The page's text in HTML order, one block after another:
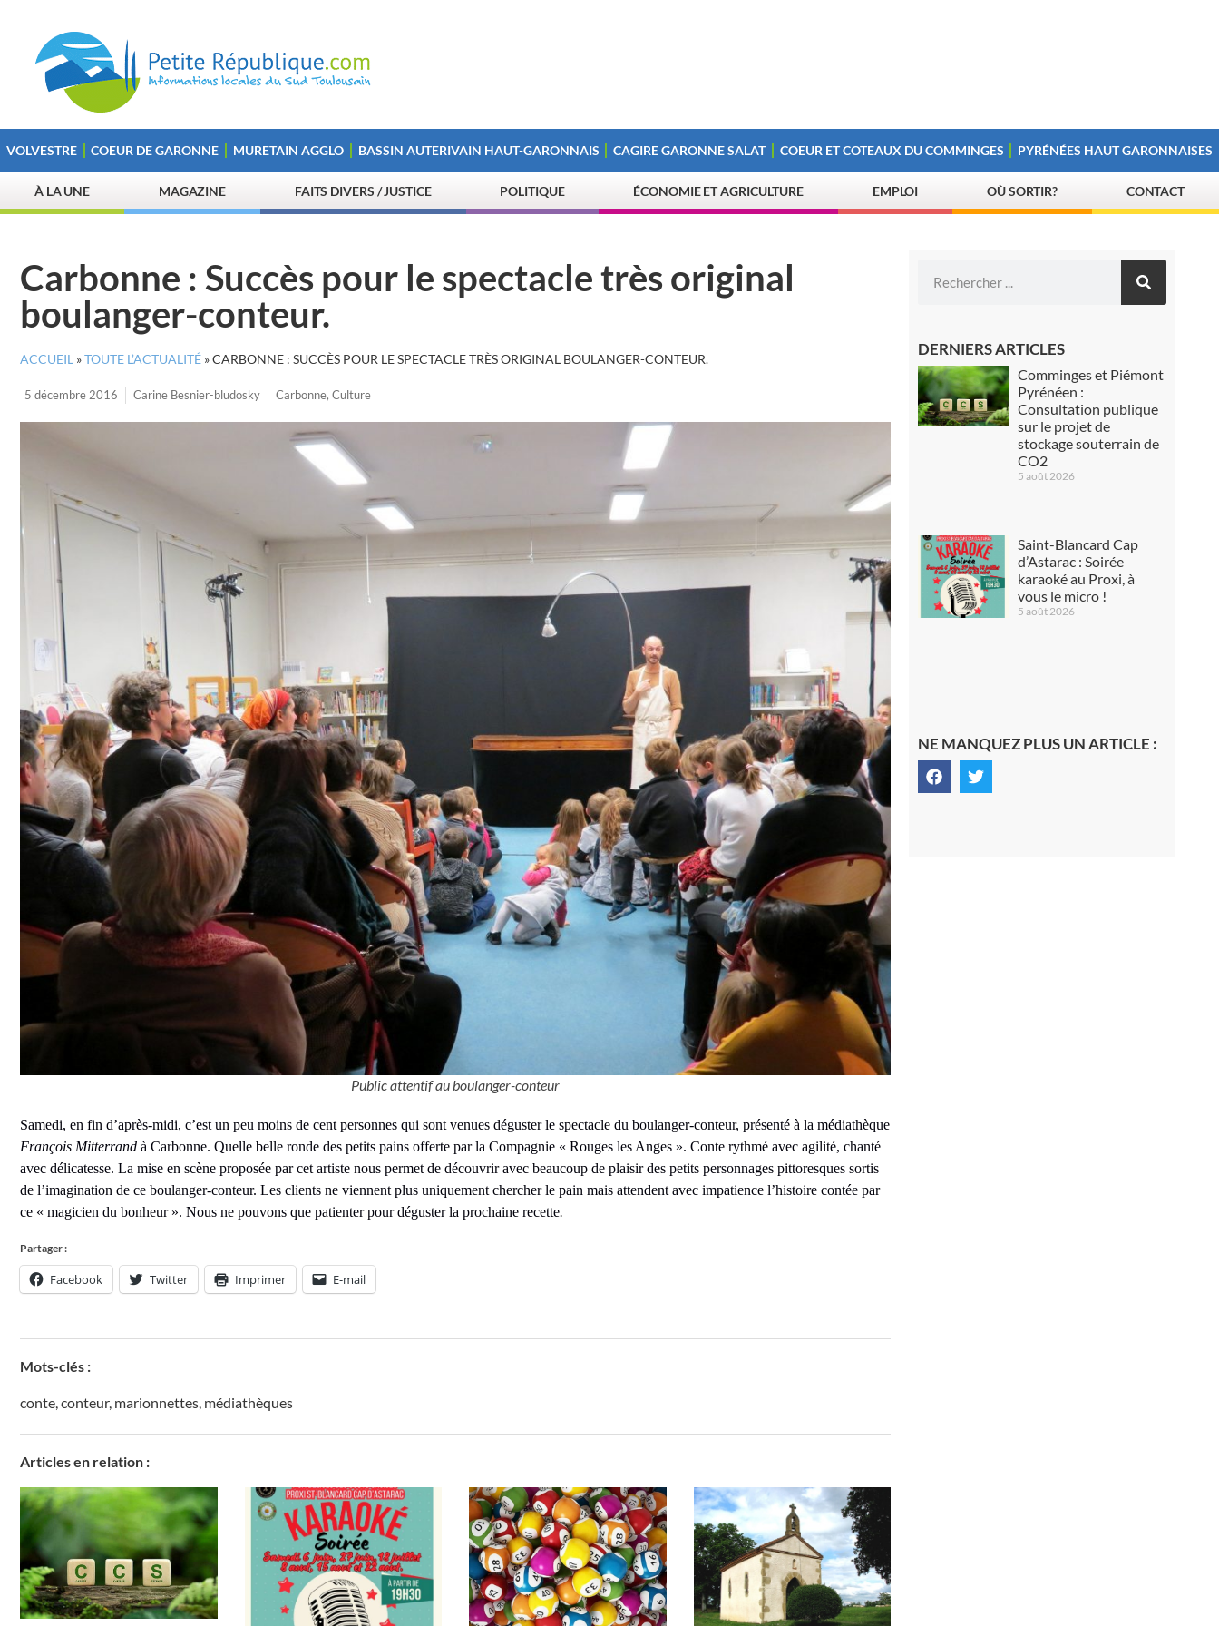
VOLVESTRE COEUR DE GARONNE MURETAIN AGGLO BASSIN AUTERIVAIN HAUT-GARONNAIS CAGIRE GARONNE SALAT COEUR ET COTEAUX DU COMMINGES PYRÉNÉES HAUT GARONNAISES
À LA UNE MAGAZINE FAITS DIVERS / JUSTICE POLITIQUE ÉCONOMIE ET AGRICULTURE EMPLOI OÙ SORTIR? CONTACT
Carbonne : Succès pour le spectacle très original
boulanger-conteur.
ACCUEIL »TOUTE L’ACTUALITÉ »CARBONNE : SUCCÈS POUR LE SPECTACLE TRÈS ORIGINAL BOULANGER-CONTEUR.
5 décembre 2016 Carine Besnier-bludosky Carbonne, Culture
Public attentif au boulanger-conteur
Samedi, en fin d’après-midi, c’est un peu moins de cent personnes qui sont venues déguster le spectacle du boulanger-conteur, présenté à la médiathèque
François Mitterrand à Carbonne. Quelle belle ronde des petits pains offerte par la Compagnie « Rouges les Anges ». Conte rythmé avec agilité, chanté
avec délicatesse. La mise en scène proposée par cet artiste nous permet de découvrir avec beaucoup de plaisir des petits personnages pittoresques sortis
de l’imagination de ce boulanger-conteur. Les clients ne viennent plus uniquement chercher le pain mais attendent avec impatience l’histoire contée par
ce « magicien du bonheur ». Nous ne pouvons que patienter pour déguster la prochaine recette.
Partager :
Facebook Twitter Imprimer E-mail
Mots-clés :
conte conteur, marionnettes médiathèques
Articles en relation :
DERNIERS ARTICLES
Comminges et Piémont
Pyrénéen :
Consultation publique
sur le projet de
stockage souterrain de
CO2
5 août 2026
Saint-Blancard Cap
d’Astarac : Soirée
karaoké au Proxi, à
vous le micro !
5 août 2026
NE MANQUEZ PLUS UN ARTICLE :